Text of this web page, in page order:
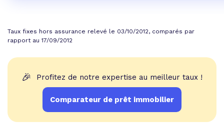
Taux fixes hors assurance relevé le 03/10/2012, comparés par
rapport au 17/09/2012
🎉 Profitez de notre expertise au meilleur taux !
Comparateur de prêt immobilier